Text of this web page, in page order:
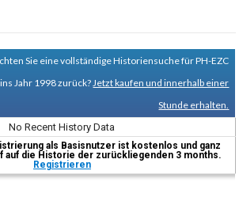
Sie eine vollständige Historiensuche für PH-EZC
Jahr 1998 zurück? Jetzt kaufen und innerhalb einer
Stunde erhalten.
No Recent History Data
als Basisnutzer ist kostenlos und ganz
auf die Historie der zurückliegenden 3 months.
Registrieren